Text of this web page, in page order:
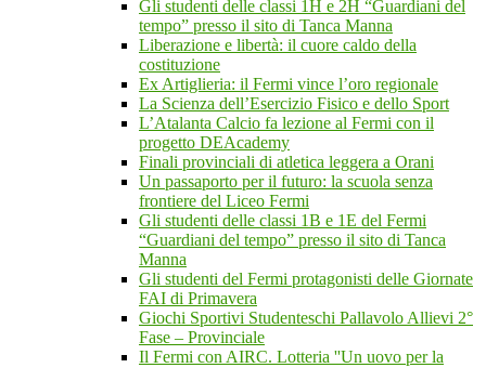
Gli studenti delle classi 1H e 2H “Guardiani del
tempo” presso il sito di Tanca Manna
Liberazione e libertà: il cuore caldo della
costituzione
Ex Artiglieria: il Fermi vince l’oro regionale
La Scienza dell’Esercizio Fisico e dello Sport
L’Atalanta Calcio fa lezione al Fermi con il
progetto DEAcademy
Finali provinciali di atletica leggera a Orani
Un passaporto per il futuro: la scuola senza
frontiere del Liceo Fermi
Gli studenti delle classi 1B e 1E del Fermi
“Guardiani del tempo” presso il sito di Tanca
Manna
Gli studenti del Fermi protagonisti delle Giornate
FAI di Primavera
Giochi Sportivi Studenteschi Pallavolo Allievi 2°
Fase – Provinciale
Il Fermi con AIRC. Lotteria ''Un uovo per la